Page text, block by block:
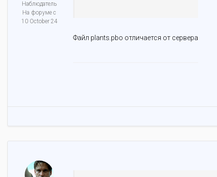
Наблюдатель
На форуме с
10 October 24
Файл plants.pbo отличается от сервера